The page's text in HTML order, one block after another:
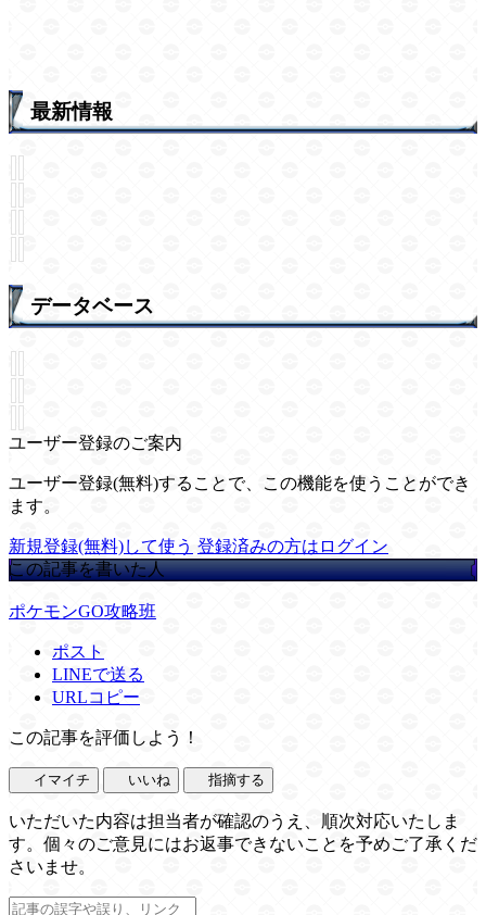
最新情報
データベース
ユーザー登録のご案内
ユーザー登録(無料)することで、この機能を使うことができ
ます。
新規登録(無料)して使う 登録済みの方はログイン
この記事を書いた人
ポケモンGO攻略班
ポスト
LINEで送る
URLコピー
この記事を評価しよう！
イマイチ いいね 指摘する
いただいた内容は担当者が確認のうえ、順次対応いたしま
す。個々のご意見にはお返事できないことを予めご了承くだ
さいませ。